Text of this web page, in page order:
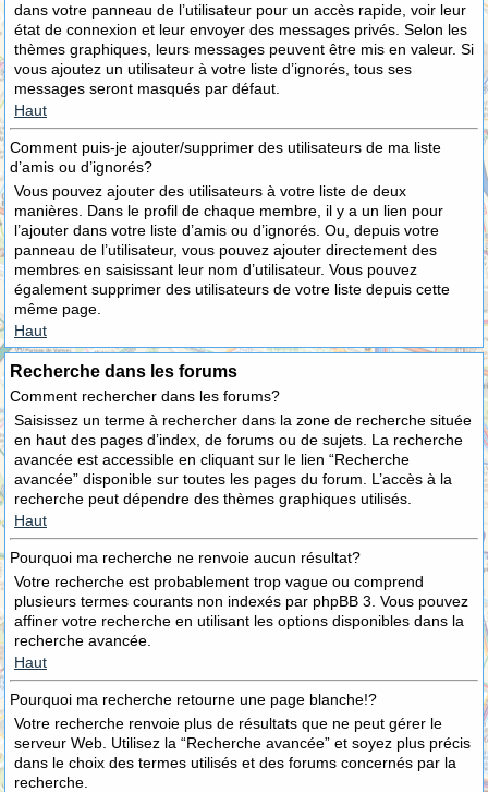
dans votre panneau de l’utilisateur pour un accès rapide, voir leur
état de connexion et leur envoyer des messages privés. Selon les
thèmes graphiques, leurs messages peuvent être mis en valeur. Si
vous ajoutez un utilisateur à votre liste d’ignorés, tous ses
messages seront masqués par défaut.
Haut
Comment puis-je ajouter/supprimer des utilisateurs de ma liste
d’amis ou d’ignorés?
Vous pouvez ajouter des utilisateurs à votre liste de deux
manières. Dans le profil de chaque membre, il y a un lien pour
l’ajouter dans votre liste d’amis ou d’ignorés. Ou, depuis votre
panneau de l’utilisateur, vous pouvez ajouter directement des
membres en saisissant leur nom d’utilisateur. Vous pouvez
également supprimer des utilisateurs de votre liste depuis cette
même page.
Haut
Recherche dans les forums
Comment rechercher dans les forums?
Saisissez un terme à rechercher dans la zone de recherche située
en haut des pages d’index, de forums ou de sujets. La recherche
avancée est accessible en cliquant sur le lien “Recherche
avancée” disponible sur toutes les pages du forum. L’accès à la
recherche peut dépendre des thèmes graphiques utilisés.
Haut
Pourquoi ma recherche ne renvoie aucun résultat?
Votre recherche est probablement trop vague ou comprend
plusieurs termes courants non indexés par phpBB 3. Vous pouvez
affiner votre recherche en utilisant les options disponibles dans la
recherche avancée.
Haut
Pourquoi ma recherche retourne une page blanche!?
Votre recherche renvoie plus de résultats que ne peut gérer le
serveur Web. Utilisez la “Recherche avancée” et soyez plus précis
dans le choix des termes utilisés et des forums concernés par la
recherche.